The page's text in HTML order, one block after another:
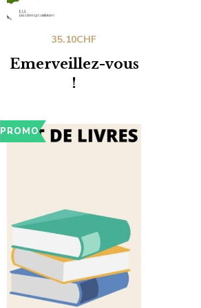
Emerveillez-vous
!
35.10CHF
PROMO